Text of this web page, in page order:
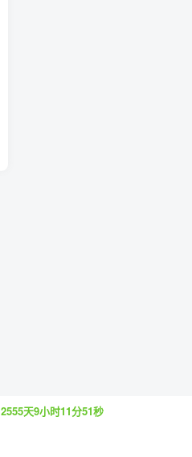
2555天9小时11分51秒